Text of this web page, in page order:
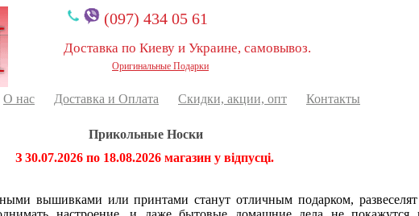
(097) 434 05 61
Доставка по Киеву и Украине, самовывоз.
Оригинальные Подарки
О нас Доставка и Оплата Скидки, акции, опт Контакты
Прикольные Носки
З 30.07.2026 по 18.08.2026 магазин у відпусці.
вышивками или принтами станут отличным подарком,